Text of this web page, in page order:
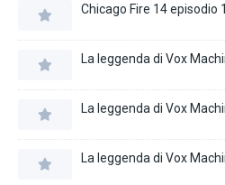
Chicago Fire 14 episodio
La leggenda di Vox
La leggenda di Vox
La leggenda di Vox